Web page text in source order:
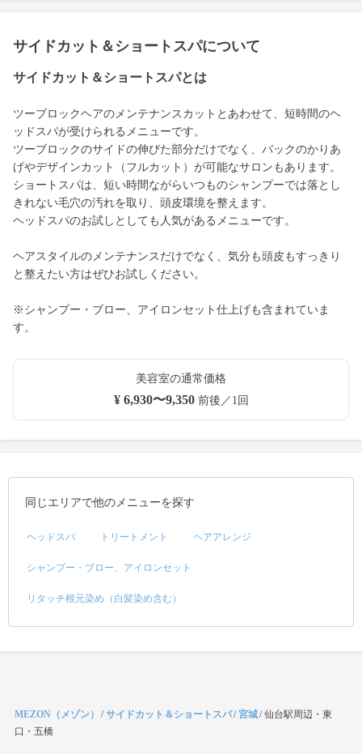
サイドカット＆ショートスパについて
サイドカット＆ショートスパとは
ツーブロックヘアのメンテナンスカットとあわせて、短時間のヘ
ッドスパが受けられるメニューです。
ツーブロックのサイドの伸びた部分だけでなく、バックのかりあ
げやデザインカット（フルカット）が可能なサロンもあります。
ショートスパは、短い時間ながらいつものシャンプーでは落とし
きれない毛穴の汚れを取り、頭皮環境を整えます。
ヘッドスパのお試しとしても人気があるメニューです。
ヘアスタイルのメンテナンスだけでなく、気分も頭皮もすっきり
と整えたい方はぜひお試しください。
※シャンプー・ブロー、アイロンセット仕上げも含まれていま
す。
美容室の通常価格
¥ 6,930〜9,350前後／1回
同じエリアで他のメニューを探す
ヘッドスパ トリートメント ヘアアレンジ
シャンプー・ブロー、アイロンセット
リタッチ根元染め（白髪染め含む）
MEZON（メゾン） /サイドカット＆ショートスパ/宮城/仙台駅周辺・東
口・五橋